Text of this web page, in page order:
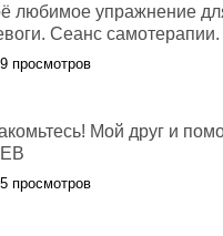
любимое упражнение
Сеанс самотерапии.
просмотров
Мой друг и
просмотров